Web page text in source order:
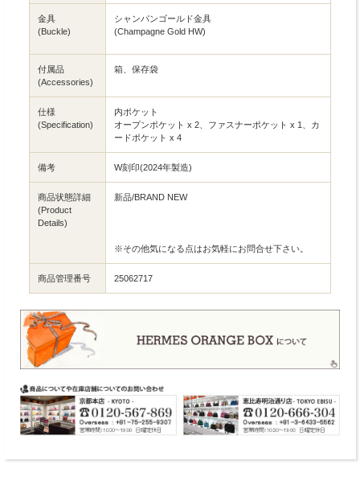
金具
(Buckle)
シャンパンゴールド金具
(Champagne Gold HW)
付属品
(Accessories)
箱、保存袋
仕様
(Specification)
内ポケット
オープンポケット x 2、ファスナーポケット x 1、カ
ードポケット x 4
備考 W刻印(2024年製造)
商品状態詳細
(Product
Details)
新品/BRAND NEW
※その他気になる点はお気軽にお問合せ下さい。
商品管理番号 25062717